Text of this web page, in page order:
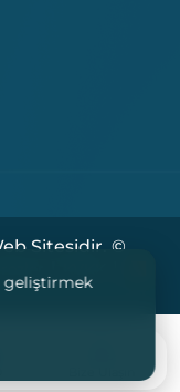
Sitesidir. ©
geliştirmek